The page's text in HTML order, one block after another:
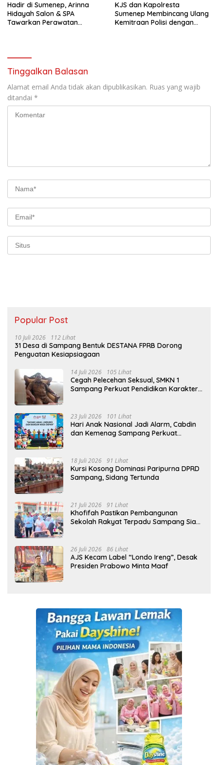
Hadir di Sumenep, Arinna
Hidayah Salon & SPA
Tawarkan Perawatan
KJS dan Kapolresta
Sumenep Membincang Ulang
Kemitraan Polisi dengan
Tinggalkan Balasan
Alamat email Anda tidak akan dipublikasikan. Ruas yang wajib
ditandai *
Popular Post
10 Juli 2026 112 Lihat
31 Desa di Sampang Bentuk DESTANA FPRB Dorong
Penguatan Kesiapsiagaan
14 Juli 2026 105 Lihat
Cegah Pelecehan Seksual, SMKN 1
Sampang Perkuat Pendidikan Karakter
23 Juli 2026 101 Lihat
Hari Anak Nasional Jadi Alarm, Cabdin
dan Kemenag Sampang Perkuat
18 Juli 2026 91 Lihat
Kursi Kosong Dominasi Paripurna DPRD
Sampang, Sidang Tertunda
21 Juli 2026 91 Lihat
Khofifah Pastikan Pembangunan
Sekolah Rakyat Terpadu Sampang Siap
26 Juli 2026 86 Lihat
AJS Kecam Label “Londo Ireng”, Desak
Presiden Prabowo Minta Maaf